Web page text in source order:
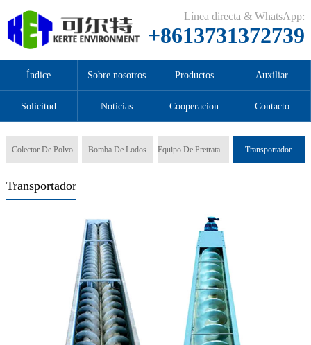
Línea directa & WhatsApp:
+8613731372739
Índice Sobre nosotros Productos Auxiliar
Solicitud Noticias Cooperacion Contacto
Colector De Polvo Bomba De Lodos Equipo De Pretratamiento Transportador
Transportador